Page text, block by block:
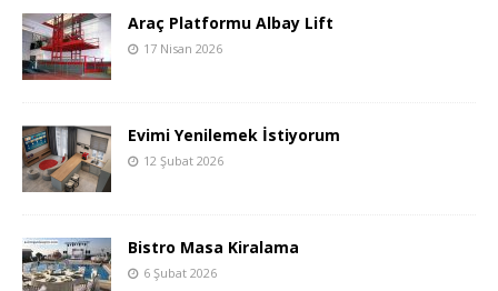
Araç Platformu Albay Lift
17 Nisan 2026
Evimi Yenilemek İstiyorum
12 Şubat 2026
Bistro Masa Kiralama
6 Şubat 2026